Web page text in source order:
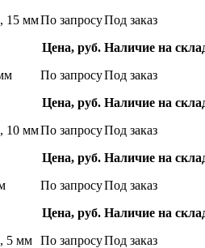
15 ммПо запросуПод заказ
Цена, руб. Наличие на
По запросуПод заказ
Цена, руб. Наличие на
10 ммПо запросуПод заказ
Цена, руб. Наличие на
По запросуПод заказ
Цена, руб. Наличие на
5 мм По запросуПод заказ